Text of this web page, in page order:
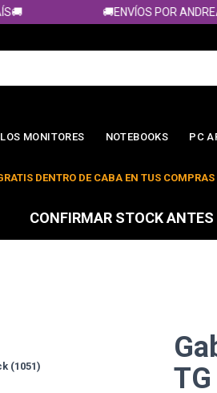
🚚ENVÍOS POR
MONITORES NOTEBOOKS PC
DENTRO DE CABA EN TUS
CONFIRMAR STOCK ANTES